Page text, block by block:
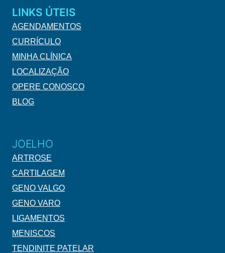
LINKS ÚTEIS
AGENDAMENTOS
CURRÍCULO
MINHA CLÍNICA
LOCALIZAÇÃO
OPERE CONOSCO
BLOG
JOELHO
ARTROSE
CARTILAGEM
GENO VALGO
GENO VARO
LIGAMENTOS
MENISCOS
TENDINITE PATELAR